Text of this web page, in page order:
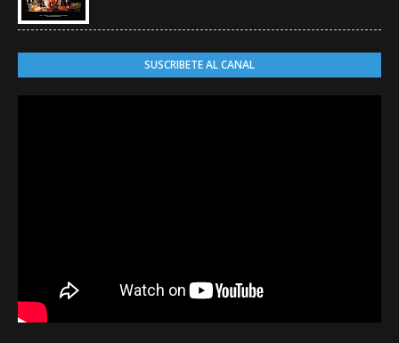
SUSCRIBETE AL CANAL